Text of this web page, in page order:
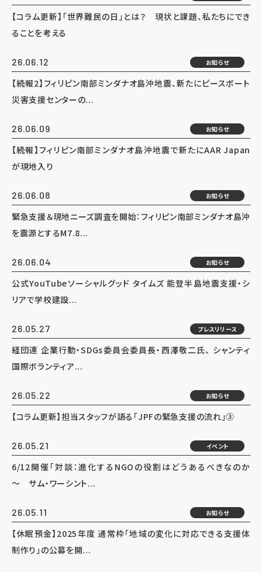
【コラム更新】「世界難民の日」とは？ 現状と課題、私たちにでき
ることを考える
26.06.12 お知らせ
【続報2】フィリピン南部ミンダナオ島沖地震、新たにピースボート
災害支援センターの...
26.06.09 お知らせ
【続報】フィリピン南部ミンダナオ島沖地震で新たにAAR Japan
が現地入り
26.06.08 お知らせ
緊急支援＆現地ニーズ調査を開始：フィリピン南部ミンダナオ島沖
を震源とするM7.8...
26.06.04 お知らせ
公式YouTubeソーシャルグッド タイムズ 能登半島地震支援・シ
リアで学校建設...
26.05.27 プレスリリース
経団連 企業行動・SDGs委員会委員長・西澤敬二氏、 シャンティ
国際ボランティア...
26.05.22 お知らせ
【コラム更新】担当スタッフが語る「JPFの緊急支援の流れ」③
26.05.21 イベント
6/12開催「対談：進化するNGOの役割はどうあるべきなのか
～ サム・ワーシント...
26.05.11 お知らせ
【休眠預金】2025年度 通常枠「地域の変化に対応できる支援体
制作り」の公募を開...